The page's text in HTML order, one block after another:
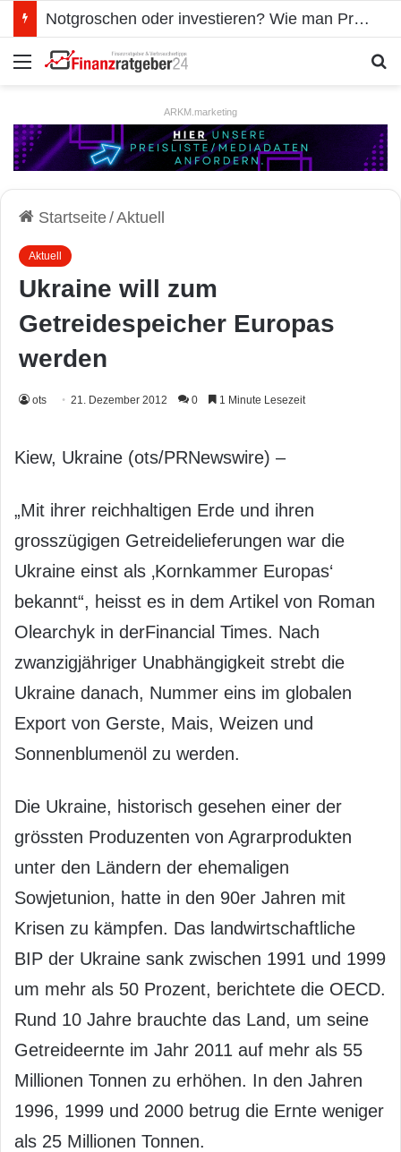
Notgroschen oder investieren? Wie man Prioritäten im eigenen Finanzplan setzt
Menü
ARKM.marketing
Startseite/Aktuell
Aktuell
Ukraine will zum
Getreidespeicher Europas
werden
ots 21. Dezember 2012 0 1 Minute Lesezeit
Kiew, Ukraine (ots/PRNewswire) –
„Mit ihrer reichhaltigen Erde und ihren
grosszügigen Getreidelieferungen war die
Ukraine einst als ‚Kornkammer Europas‘
bekannt“, heisst es in dem Artikel von Roman
Olearchyk in derFinancial Times. Nach
zwanzigjähriger Unabhängigkeit strebt die
Ukraine danach, Nummer eins im globalen
Export von Gerste, Mais, Weizen und
Sonnenblumenöl zu werden.
Die Ukraine, historisch gesehen einer der
grössten Produzenten von Agrarprodukten
unter den Ländern der ehemaligen
Sowjetunion, hatte in den 90er Jahren mit
Krisen zu kämpfen. Das landwirtschaftliche
BIP der Ukraine sank zwischen 1991 und 1999
um mehr als 50 Prozent, berichtete die OECD.
Rund 10 Jahre brauchte das Land, um seine
Getreideernte im Jahr 2011 auf mehr als 55
Millionen Tonnen zu erhöhen. In den Jahren
1996, 1999 und 2000 betrug die Ernte weniger
als 25 Millionen Tonnen.